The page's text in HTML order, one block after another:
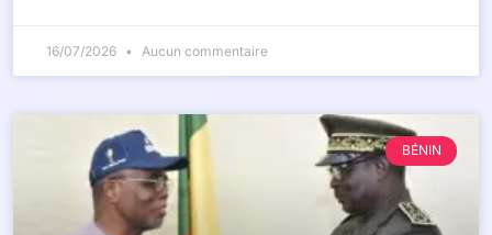
16/07/2026 Aucun commentaire
BÉNIN